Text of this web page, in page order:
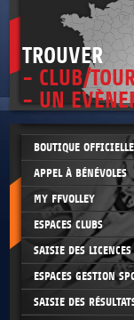
TROUVER
- CLUB/
- UN
BOUTIQUE OFFICIELLE
APPEL À BÉNÉVOLES
MY FFVOLLEY
ESPACES CLUBS
SAISIE DES LICENCES
ESPACES GESTION
SAISIE DES